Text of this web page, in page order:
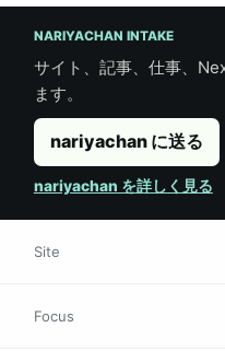
NARIYACHAN INTAKE
サイト、記事、仕事、
ます。
nariyachan に送る
nariyachan を詳しく見る
Site
Focus